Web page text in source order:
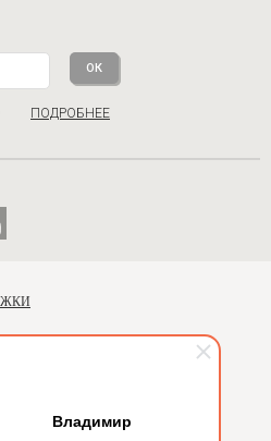
Владимир
ПОДРОБНЕЕ
ДО 18
ДАННЫХ